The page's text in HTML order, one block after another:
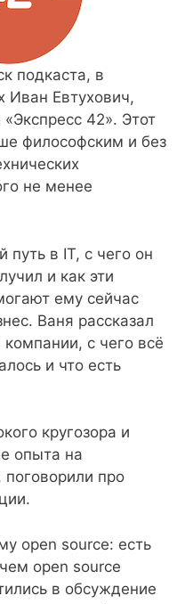
подкаста, в
Иван Евтухович,
42». Этот
философским и без
не менее
путь в IT, с чего он
и как эти
ему сейчас
Ваня рассказал
с чего всё
и что есть
кругозора и
опыта на
про
open source: есть
open source
в обсуждение